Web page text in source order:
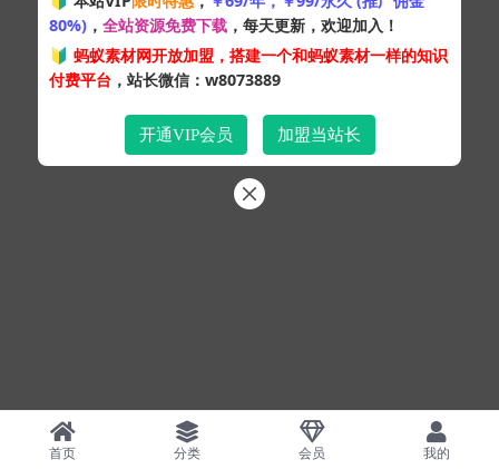
粤ICP备19095528号
XML网站地图HTML网站地图 百度地图
SQL：43
Pages：0.33520s
首页 分类 会员 我的
80%) ， 全站资源免费下载 ，每天更新，欢迎加入！
🔰 蚂蚁素材网开放加盟，搭建一个和蚂蚁素材一样的知识
付费平台 ，站长微信：w8073889
开通VIP会员 加盟当站长